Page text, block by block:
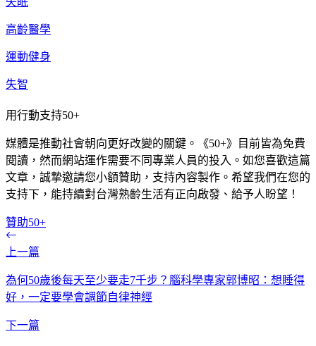
高齡醫學
運動健身
失智
用行動支持50+
媒體是推動社會朝向更好改變的關鍵。《50+》目前皆為免費
閱讀，然而網站運作需要不同專業人員的投入。如您喜歡這篇
文章，誠摯邀請您小額贊助，支持內容製作。希望我們在您的
支持下，能持續對台灣熟齡生活有正向啟發、給予人盼望！
贊助50+
上一篇
為何50歲後每天至少要走7千步？腦科學專家郭博昭：想睡得
好，一定要學會調節自律神經
下一篇